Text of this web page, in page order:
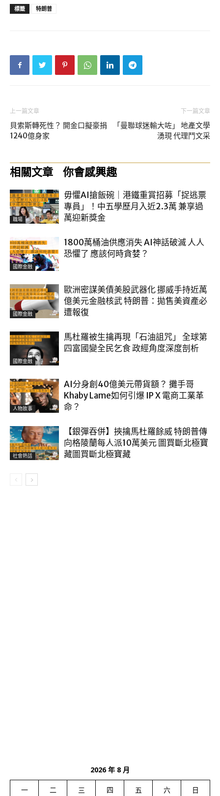
標籤 特朗普
上一篇文章
貝索斯轉死性？ 開金口擬豪捐
1240億身家
下一篇文章
「曼聯球迷輸大咗」 地產文學
湧現 代理鬥文采
相關文章 你會感興趣
職場
毋懼AI搶飯碗｜港鐵重賞招募「捉逃票
專員」！中五學歷月入近2.3萬 兼享過
萬迎新獎金
國際金融
1800萬桶油供應消失 AI神話破滅 人人
恐懼了 應該何時貪婪？
國際金融
歐洲密謀美債美股武器化 挪威手持近萬
億美元金融核武 特朗普：拋售美資產必
遭報復
國際金融
馬杜羅被生擒再現「石油詛咒」 全球第
四富國變全民乞食 政經角度深度剖析
人物故事
AI分身創40億美元帶貨額？ 攤手哥
Khaby Lame如何引爆 IP X 電商工業革
命？
社會熱話
【銀彈吞併】挾擒馬杜羅餘威 特朗普傳
向格陵蘭每人派10萬美元 圖買斷北極寶
藏圖買斷北極寶藏
2026 年 8 月
一 二 三 四 五 六 日